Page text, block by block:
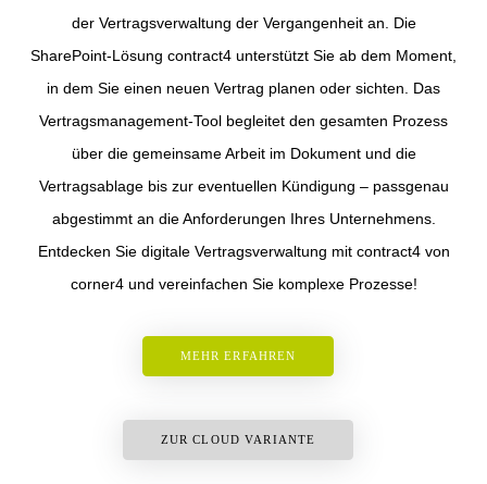
der Vertragsverwaltung der Vergangenheit an. Die
SharePoint-Lösung contract4 unterstützt Sie ab dem Moment,
in dem Sie einen neuen Vertrag planen oder sichten. Das
Vertragsmanagement-Tool begleitet den gesamten Prozess
über die gemeinsame Arbeit im Dokument und die
Vertragsablage bis zur eventuellen Kündigung – passgenau
abgestimmt an die Anforderungen Ihres Unternehmens.
Entdecken Sie digitale Vertragsverwaltung mit contract4 von
corner4 und vereinfachen Sie komplexe Prozesse!
MEHR ERFAHREN
ZUR CLOUD VARIANTE